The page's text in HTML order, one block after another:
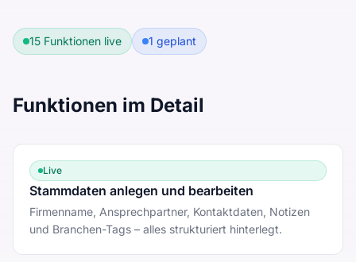
15 Funktionen live 1 geplant
Funktionen im Detail
Live
Stammdaten anlegen und bearbeiten
Firmenname, Ansprechpartner, Kontaktdaten, Notizen
und Branchen-Tags – alles strukturiert hinterlegt.